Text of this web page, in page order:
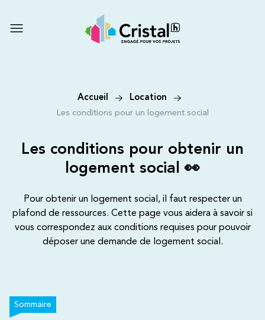
Accueil
Location
Les conditions pour un logement social
Les conditions pour obtenir un
logement social 👀
Pour obtenir un logement social, il faut respecter un
plafond de ressources. Cette page vous aidera à savoir si
vous correspondez aux conditions requises pour pouvoir
déposer une demande de logement social.
Sommaire